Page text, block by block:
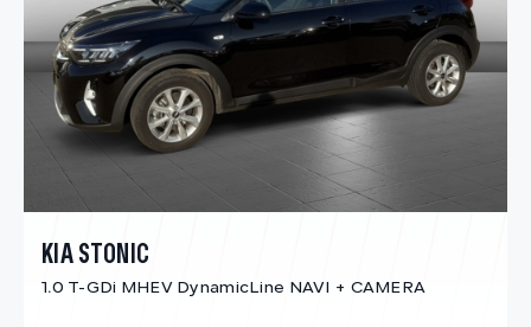
KIA STONIC
1.0 T-GDi MHEV DynamicLine NAVI + CAMERA